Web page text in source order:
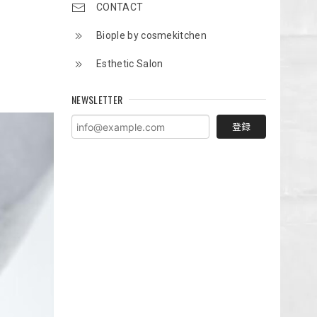
CONTACT
Biople by cosmekitchen
Esthetic Salon
NEWSLETTER
登録